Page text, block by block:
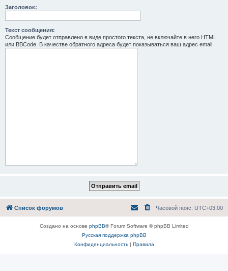
Заголовок:
Текст сообщения:
Сообщение будет отправлено в виде простого текста, не включайте в него HTML
или BBCode. В качестве обратного адреса будет показываться ваш адрес email.
Список форумов Часовой пояс: UTC+03:00
Создано на основе phpBB® Forum Software © phpBB Limited
Русская поддержка phpBB
Конфиденциальность| Правила